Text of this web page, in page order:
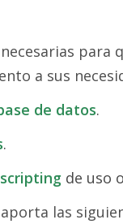
a sus
de datos.
.
scripting de uso
las